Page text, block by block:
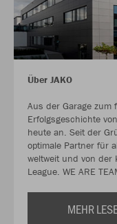
Über JAKO
Aus der Garage zum
Erfolgsgeschichte
heute an. Seit der
optimale Partner für
weltweit und von der
League. WE ARE
MEHR